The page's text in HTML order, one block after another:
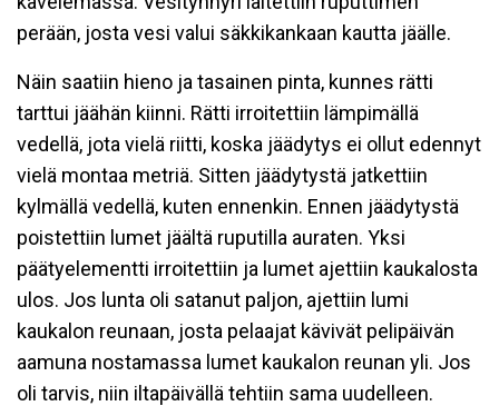
perään, josta vesi valui säkkikankaan kautta jäälle.
Näin saatiin hieno ja tasainen pinta, kunnes rätti
tarttui jäähän kiinni. Rätti irroitettiin lämpimällä
vedellä, jota vielä riitti, koska jäädytys ei ollut edennyt
vielä montaa metriä. Sitten jäädytystä jatkettiin
kylmällä vedellä, kuten ennenkin. Ennen jäädytystä
poistettiin lumet jäältä ruputilla auraten. Yksi
päätyelementti irroitettiin ja lumet ajettiin kaukalosta
ulos. Jos lunta oli satanut paljon, ajettiin lumi
kaukalon reunaan, josta pelaajat kävivät pelipäivän
aamuna nostamassa lumet kaukalon reunan yli. Jos
oli tarvis, niin iltapäivällä tehtiin sama uudelleen.